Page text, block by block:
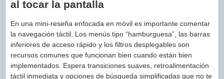
al tocar la pantalla
En una mini-reseña enfocada en móvil es importante comentar
la navegación táctil. Los menús tipo “hamburguesa”, las barras
inferiores de acceso rápido y los filtros desplegables son
recursos comunes que funcionan bien cuando están bien
implementados. Espera transiciones suaves, retroalimentación
táctil inmediata y opciones de búsqueda simplificadas que no te